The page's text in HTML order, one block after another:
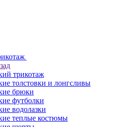
трикотаж
толстовки и лонгсливы
брюки
футболки
водолазки
теплые костюмы